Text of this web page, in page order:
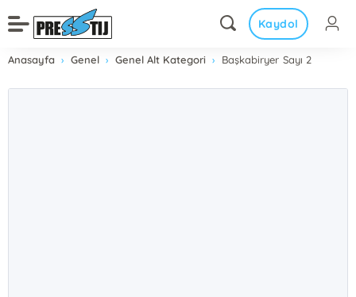
Kaydol
Anasayfa Genel Genel Alt Kategori Başkabiryer Sayı 2